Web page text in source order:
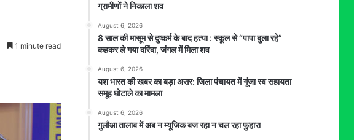
1 minute read
ग्रामीणों ने निकाला शव
August 6, 2026
8 साल की मासूम से दुष्कर्म के बाद हत्या : स्कूल से “पापा बुला रहे”
कहकर ले गया दरिंदा, जंगल में मिला शव
August 6, 2026
यश भारत की खबर का बड़ा असर: जिला पंचायत में गूंजा स्व सहायता
समूह घोटाले का मामला
August 6, 2026
गुलौआ तालाब में अब न म्यूजिक बज रहा न चल रहा फुहारा